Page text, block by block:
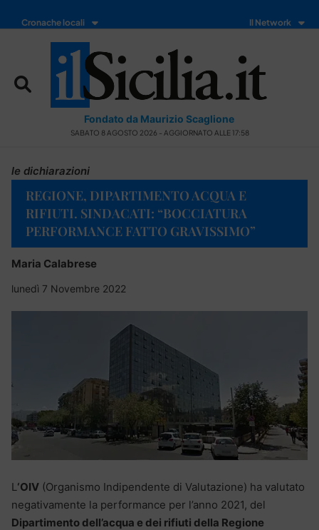
Cronache locali Il Network
Fondato da Maurizio Scaglione
SABATO 8 AGOSTO 2026 - AGGIORNATO ALLE 17:58
le dichiarazioni
REGIONE, DIPARTIMENTO ACQUA E
RIFIUTI. SINDACATI: “BOCCIATURA
PERFORMANCE FATTO GRAVISSIMO”
Maria Calabrese
lunedì 7 Novembre 2022
L‘OIV (Organismo Indipendente di Valutazione) ha valutato
negativamente la performance per l’anno 2021, del
Dipartimento dell’acqua e dei rifiuti della Regione